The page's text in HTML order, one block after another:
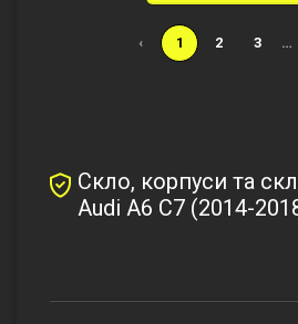
‹ 1 2 3 …
Скло, корпуси та
Audi A6 C7 (2014-